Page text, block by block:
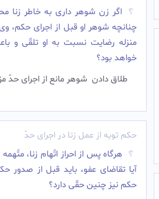
اگر زن شوهر دارى به خاطر زنا
چنانچه شوهر او قبل از اجراى حکم،
منزله رضایت نسبت به او تلقّى و
خواهد بود؟
طلاق دادن شوهر مانع از اجراى حدّ
حکم توبه از عمل زنا در اجرای حدّ
هرگاه پس از احراز اتّهام زنا،
آیا تقاضاى عفو، باید قبل از صدور
حکم نیز چنین حقّى دارد؟